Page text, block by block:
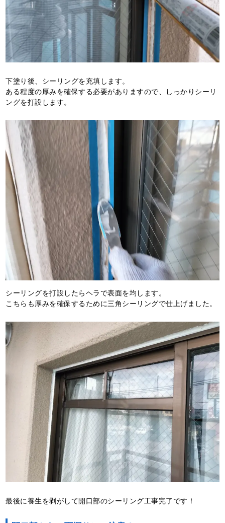
下塗り後、シーリングを充填します。
ある程度の厚みを確保する必要がありますので、しっかりシーリ
ングを打設します。
シーリングを打設したらヘラで表面を均します。
こちらも厚みを確保するために三角シーリングで仕上げました。
最後に養生を剥がして開口部のシーリング工事完了です！